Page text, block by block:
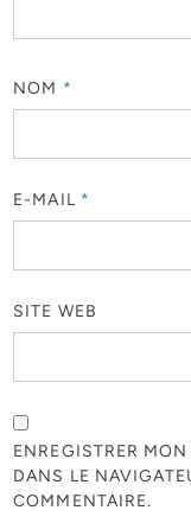
NOM *
E-MAIL *
SITE WEB
ENREGISTRER
DANS LE
COMMENTAIRE.